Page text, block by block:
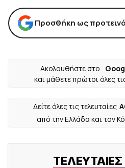
Προσθήκη ως
Ακολουθήστε στο
και μάθετε πρώτοι όλες
Δείτε όλες τις τελευταίες
από την Ελλάδα και τον
ΤΕΛΕΥΤΑΙΕΣ